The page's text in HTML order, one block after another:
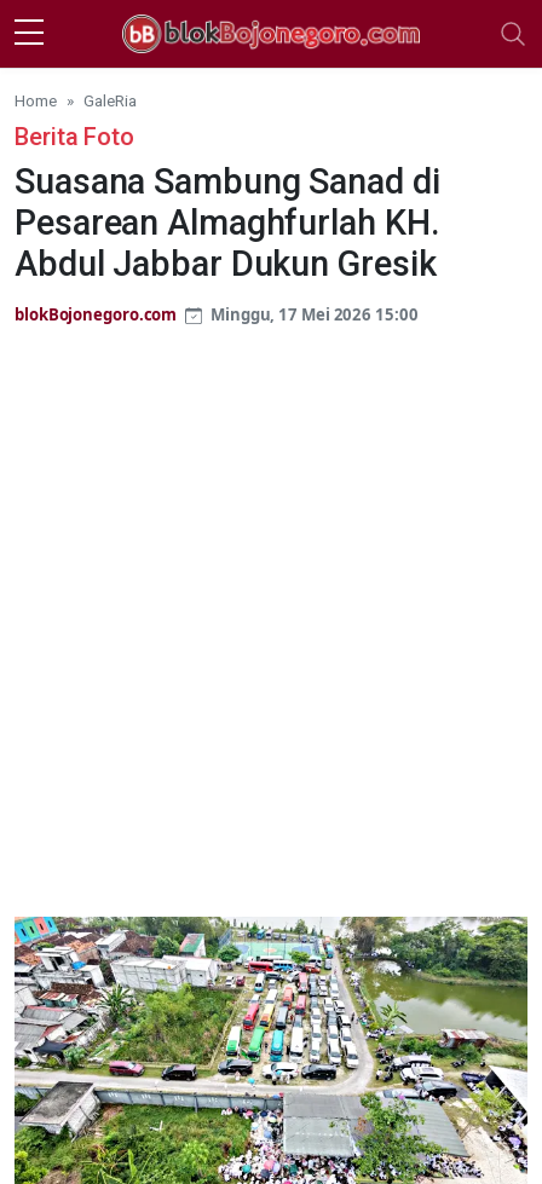
Skip to main content
Home GaleRia
Berita Foto
Suasana Sambung Sanad di
Pesarean Almaghfurlah KH.
Abdul Jabbar Dukun Gresik
blokBojonegoro.com Minggu, 17 Mei 2026 15:00